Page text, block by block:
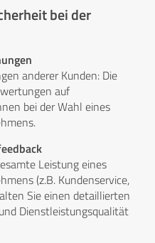
bei der
anderer Kunden: Die
auf
bei der Wahl eines
Leistung eines
(z.B. Kundenservice,
Sie einen detaillierten
Dienstleistungsqualität